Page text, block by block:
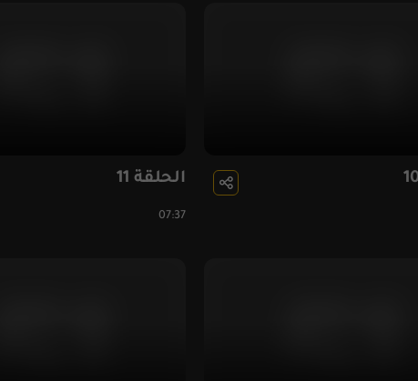
الحلقة 11
07:37